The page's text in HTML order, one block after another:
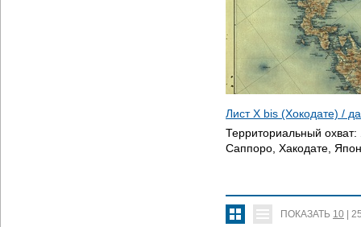
Лист X bis (Хокодате) /
Территориальный охват:
Саппоро, Хакодате,
ПОКАЗАТЬ 10 |